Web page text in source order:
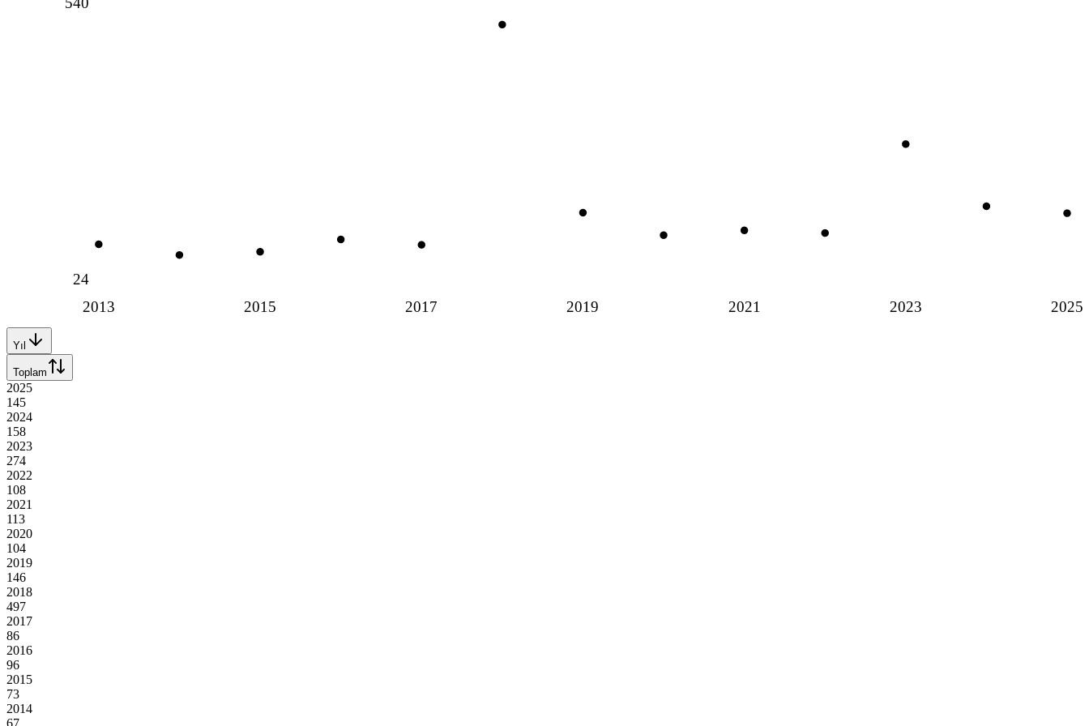
2013 2015 2017 2019 2021 2023 2025
24
Yıl
Toplam
2025
145
2024
158
2023
274
2022
108
2021
113
2020
104
2019
146
2018
497
2017
86
2016
96
2015
73
2014